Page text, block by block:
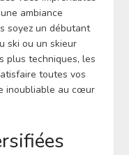
ambiance
soyez un débutant
ski ou un skieur
plus techniques, les
toutes vos
inoubliable au cœur